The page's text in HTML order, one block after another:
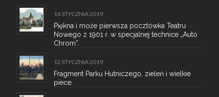
16 STYCZNIA 2019
Piękna i może pierwsza pocztówka Teatru
Nowego z 1901 r. w specjalnej technice „Auto
Chrom”.
12 STYCZNIA 2019
Fragment Parku Hutniczego, zieleń i wielkie
piece.